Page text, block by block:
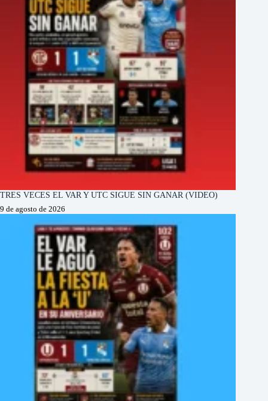
TRES VECES EL VAR Y UTC SIGUE SIN GANAR (VIDEO)
9 de agosto de 2026